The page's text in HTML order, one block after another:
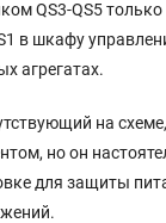
QS3-QS5
в шкафу
агрегатах.
на
но он
для защиты